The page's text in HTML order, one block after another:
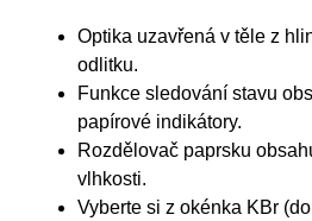
Optika uzavřená v těle z
odlitku.
Funkce sledování stavu
papírové indikátory.
Rozdělovač paprsku
vlhkosti.
Vyberte si z okénka KBr